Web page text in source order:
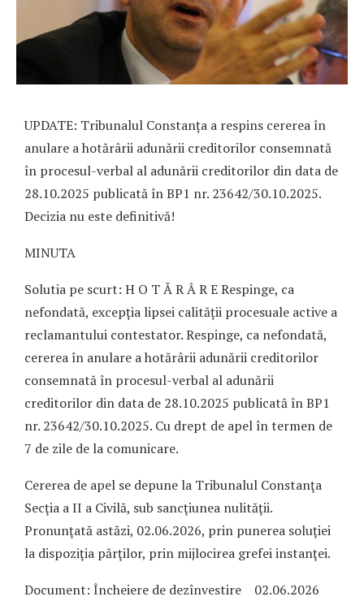
UPDATE: Tribunalul Constanța a respins cererea în
anulare a hotărârii adunării creditorilor consemnată
în procesul-verbal al adunării creditorilor din data de
28.10.2025 publicată în BP1 nr. 23642/30.10.2025.
Decizia nu este definitivă!
MINUTA
Solutia pe scurt: H O T Ă R Â R E Respinge, ca
nefondată, excepția lipsei calității procesuale active a
reclamantului contestator. Respinge, ca nefondată,
cererea în anulare a hotărârii adunării creditorilor
consemnată în procesul-verbal al adunării
creditorilor din data de 28.10.2025 publicată în BP1
nr. 23642/30.10.2025. Cu drept de apel în termen de
7 de zile de la comunicare.
Cererea de apel se depune la Tribunalul Constanţa
Secţia a II a Civilă, sub sancţiunea nulităţii.
Pronunţată astăzi, 02.06.2026, prin punerea soluţiei
la dispoziţia părţilor, prin mijlocirea grefei instanţei.
Document: Încheiere de dezînvestire 02.06.2026